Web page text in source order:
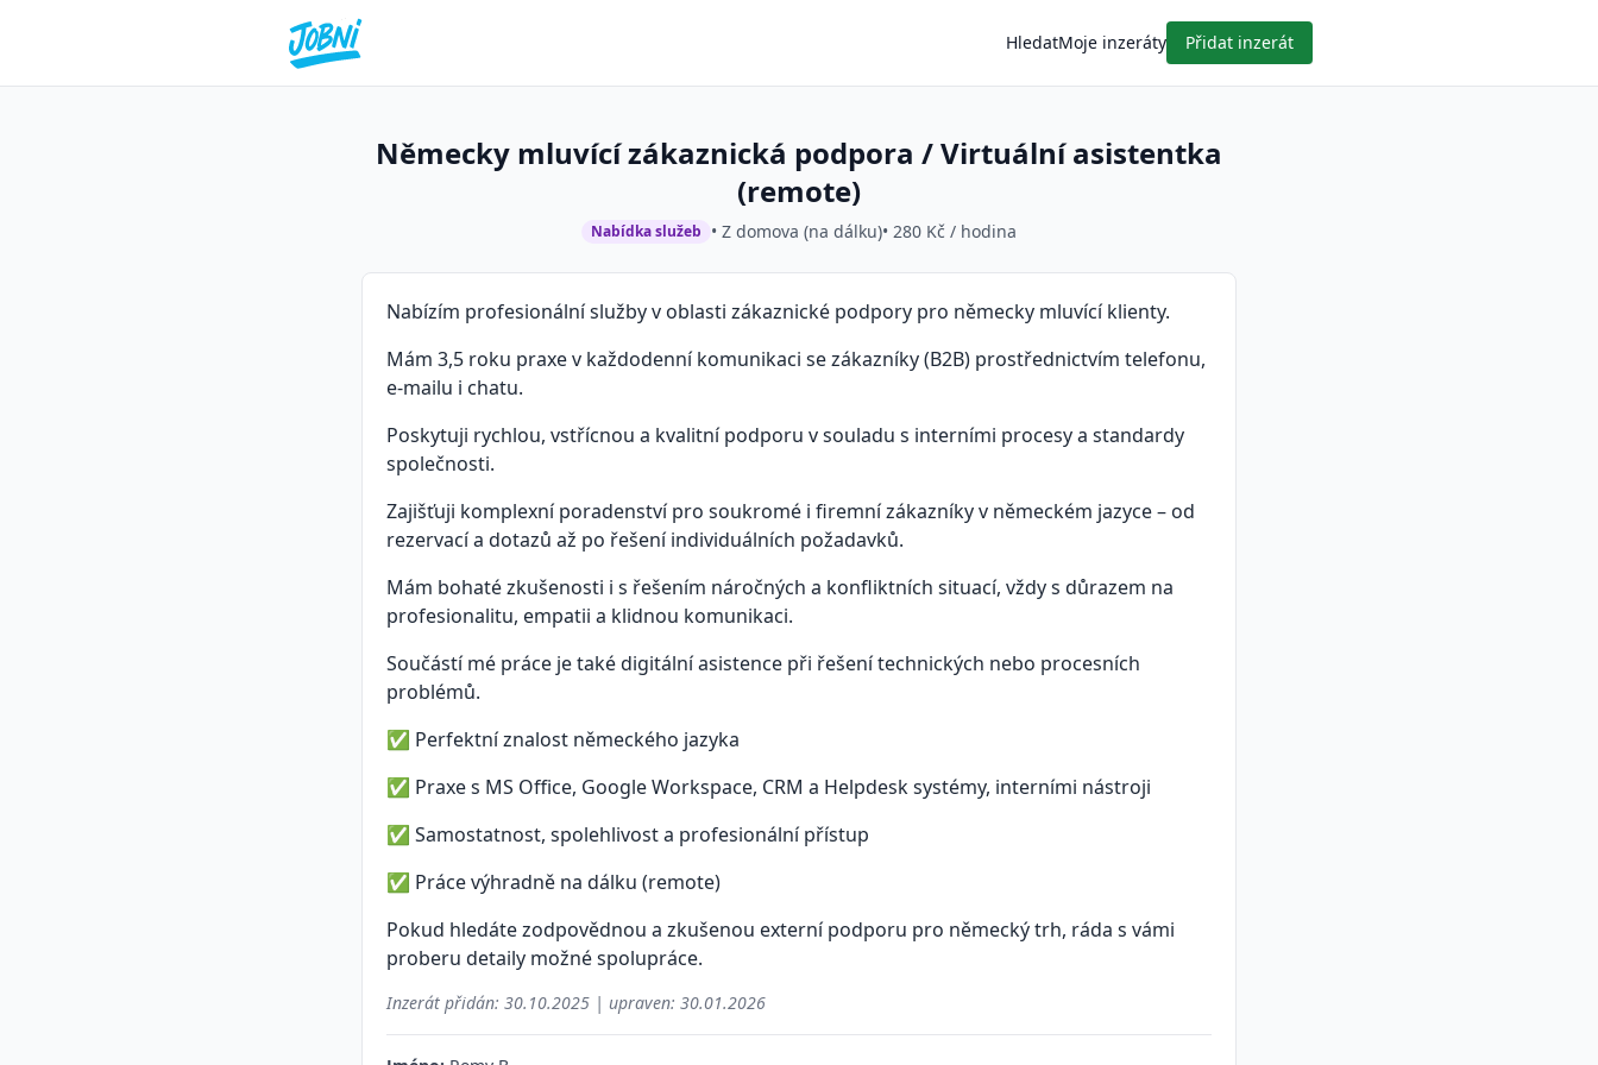
HledatMoje inzeráty Přidat inzerát
Německy mluvící zákaznická podpora / Virtuální asistentka
(remote)
Nabídka služeb • Z domova (na dálku)• 280 Kč / hodina
Nabízím profesionální služby v oblasti zákaznické podpory pro německy mluvící klienty.
Mám 3,5 roku praxe v každodenní komunikaci se zákazníky (B2B) prostřednictvím telefonu,
e-mailu i chatu.
Poskytuji rychlou, vstřícnou a kvalitní podporu v souladu s interními procesy a standardy
společnosti.
Zajišťuji komplexní poradenství pro soukromé i firemní zákazníky v německém jazyce – od
rezervací a dotazů až po řešení individuálních požadavků.
Mám bohaté zkušenosti i s řešením náročných a konfliktních situací, vždy s důrazem na
profesionalitu, empatii a klidnou komunikaci.
Součástí mé práce je také digitální asistence při řešení technických nebo procesních
problémů.
✅ Perfektní znalost německého jazyka
✅ Praxe s MS Office, Google Workspace, CRM a Helpdesk systémy, interními nástroji
✅ Samostatnost, spolehlivost a profesionální přístup
✅ Práce výhradně na dálku (remote)
Pokud hledáte zodpovědnou a zkušenou externí podporu pro německý trh, ráda s vámi
proberu detaily možné spolupráce.
Inzerát přidán: 30.10.2025 | upraven: 30.01.2026